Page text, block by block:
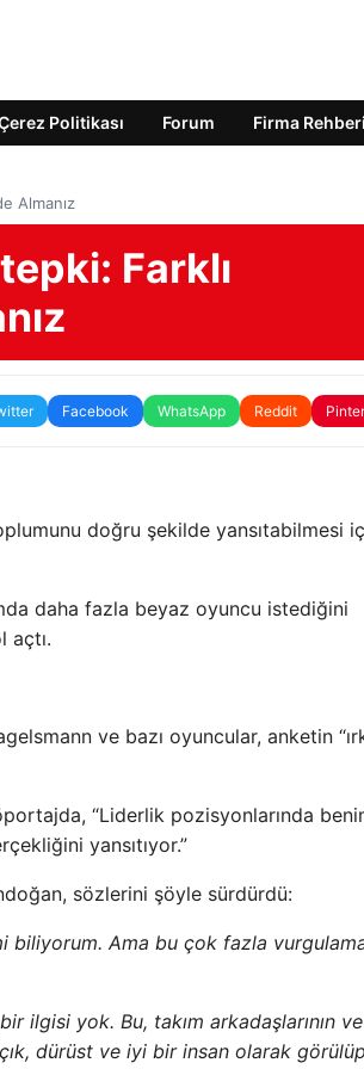
Politikası Forum Firma Rehberi
Almanız
Farklı
Facebook WhatsApp Reddit
doğru şekilde yansıtabilmesi
daha fazla beyaz oyuncu istediğini
açtı.
ve bazı oyuncular, anketin
“Liderlik pozisyonlarında
yansıtıyor.”
sözlerini şöyle sürdürdü:
biliyorum. Ama bu çok fazla
ilgisi yok. Bu, takım arkadaşlarının ve
dürüst ve iyi bir insan olarak görülüp